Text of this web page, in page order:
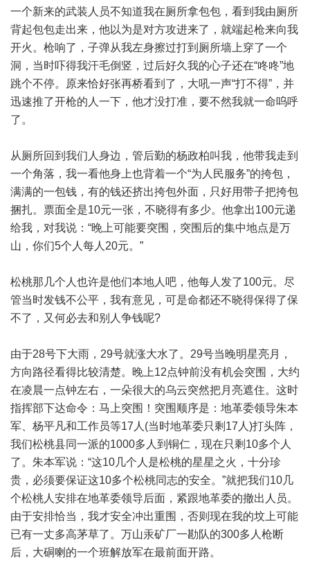
一个新来的武装人员不知道我在厕所拿包包，看到我由厕所
背起包包走出来，他以为是对方攻进来了，就端起枪来向我
开火。枪响了，子弹从我左身擦过打到厕所墙上穿了一个
洞，当时吓得我汗毛倒竖，过后好久我的心子还在“咚咚”地
跳个不停。原来恰好张再桥看到了，大吼一声“打不得”，并
迅速推了开枪的人一下，他才没打准，要不然我就一命呜呼
了。
从厕所回到我们人身边，管后勤的杨政柏叫我，他带我走到
一个角落，我一看他身上也背着一个“为人民服务”的挎包，
满满的一包钱，有的钱还挤出挎包外面，只好用带子把挎包
捆扎。票面全是10元一张，不晓得有多少。他拿出100元递
给我，对我说：“晚上可能要突围，突围后的集中地点是万
山，你们5个人每人20元。”
松桃那几个人也许是他们本地人吧，他每人发了100元。尽
管当时发钱不公平，我有意见，可是命都还不晓得保得了保
不了，又何必去和别人争钱呢?
由于28号下大雨，29号就涨大水了。29号当晚明星亮月，
方向路径看得比较清楚。晚上12点钟前没有机会突围，大约
在凌晨一点钟左右，一朵很大的乌云突然把月亮遮住。这时
指挥部下达命令：马上突围！突围顺序是：地革委领导朱本
军、杨平凡和工作员等17人(当时地革委只剩17人)打头阵，
我们松桃县同一派的1000多人到铜仁，现在只剩10多个人
了。朱本军说：“这10几个人是松桃的星星之火，十分珍
贵，必须要保证这10多个松桃同志的安全。”就把我们10几
个松桃人安排在地革委领导后面，紧跟地革委的撤出人员。
由于安排恰当，我才安全冲出重围，否则现在我的坟上可能
已有一丈多高茅草了。万山汞矿厂一勘队的300多人枪断
后，大硐喇的一个班解放军在最前面开路。